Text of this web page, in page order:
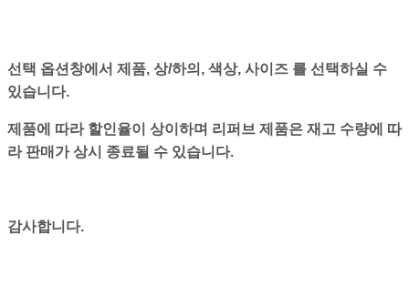
선택 옵션창에서 제품, 상/하의, 색상, 사이즈 를 선택하실 수
있습니다.
제품에 따라 할인율이 상이하며 리퍼브 제품은 재고 수량에 따
라 판매가 상시 종료될 수 있습니다.
감사합니다.